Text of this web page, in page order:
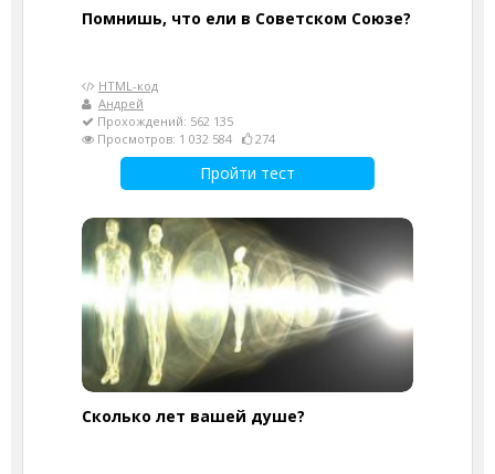
Помнишь, что ели в Советском Союзе?
HTML-код
Андрей
Прохождений: 562 135
Просмотров: 1 032 584
274
Пройти тест
Cколько лет вашей душе?